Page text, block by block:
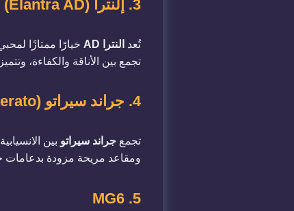
3. إلنترا AD (Elantra AD)
تُعد النترا AD خيارًا ممتازًا
تجمع بين الأناقة والكفاءة،
4. جراند سيراتو (Grand Cerato)
تجمع جراند سيراتو بين
ومقاعد مريحة مزودة بدعامات
5. MG6